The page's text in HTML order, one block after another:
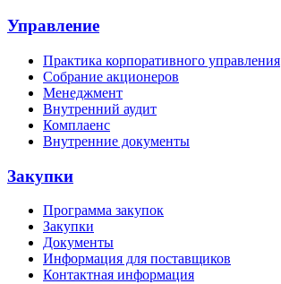
Управление
Практика корпоративного управления
Собрание акционеров
Менеджмент
Внутренний аудит
Комплаенс
Внутренние документы
Закупки
Программа закупок
Закупки
Документы
Информация для поставщиков
Контактная информация